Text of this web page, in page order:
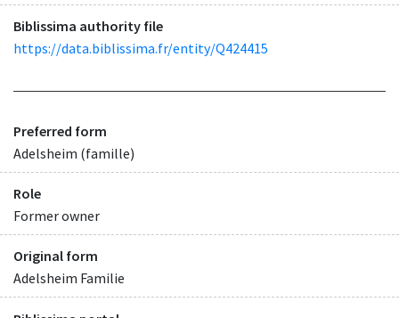
Biblissima authority file
https://data.biblissima.fr/entity/Q424415
Preferred form
Adelsheim (famille)
Role
Former owner
Original form
Adelsheim Familie